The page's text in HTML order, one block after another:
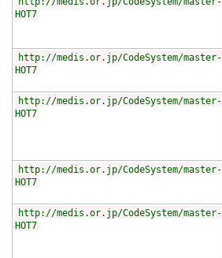
HOT7
http://medis.or.jp/CodeSystem/master-
HOT7
http://medis.or.jp/CodeSystem/master-
HOT7
http://medis.or.jp/CodeSystem/master-
HOT7
http://medis.or.jp/CodeSystem/master-
HOT7